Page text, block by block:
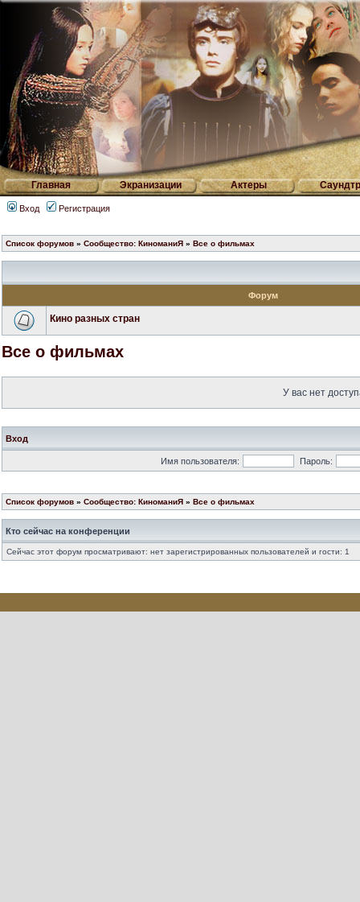
Главная Экранизации Актеры
Вход Регистрация
Список форумов » Сообщество: КиноманиЯ » Все о фильмах
Форум
Кино разных стран
Все о фильмах
У вас нет
Вход
Имя пользователя: Пароль:
Список форумов » Сообщество: КиноманиЯ » Все о фильмах
Кто сейчас на конференции
Сейчас этот форум просматривают: нет зарегистрированных пользователей и гости: 1